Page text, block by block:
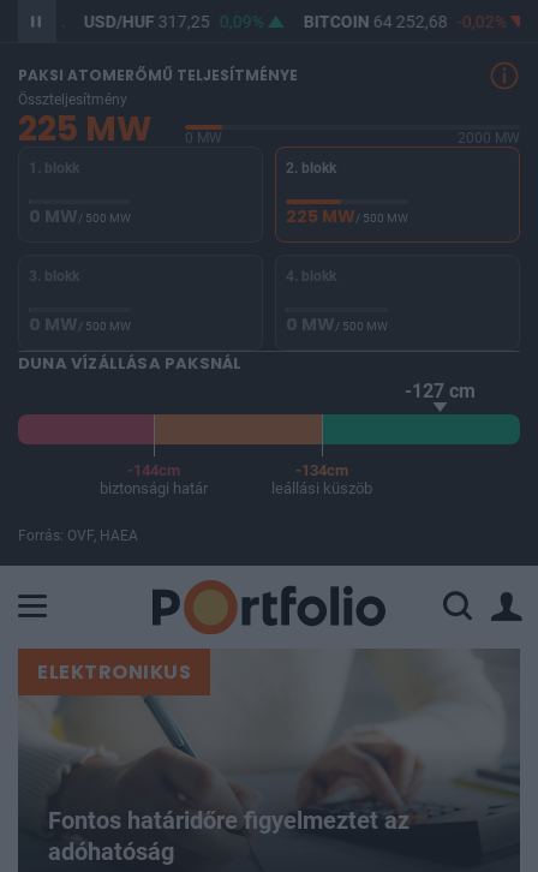
USD/HUF 317,25 0,09% BITCOIN 64 252,68 -0,02% BUX146
PAKSI ATOMERŐMŰ TELJESÍTMÉNYE
Összteljesítmény
225 MW 0 MW
2000 MW
1. blokk
0 MW/ 500 MW
2. blokk
225 MW/ 500 MW
3. blokk
0 MW/ 500 MW
4. blokk
0 MW/ 500 MW
DUNA VÍZÁLLÁSA PAKSNÁL
-127 cm
-144cm
biztonsági határ
-134cm
leállási küszöb
Forrás: OVF, HAEA
ELEKTRONIKUS
Fontos határidőre figyelmeztet az
adóhatóság